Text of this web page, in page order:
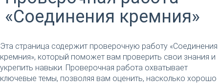
«Соединения кремния»
Эта страница содержит проверочную работу «Соединения
кремния», который поможет вам проверить свои знания и
укрепить навыки. Проверочная работа охватывает
ключевые темы, позволяя вам оценить, насколько хорошо